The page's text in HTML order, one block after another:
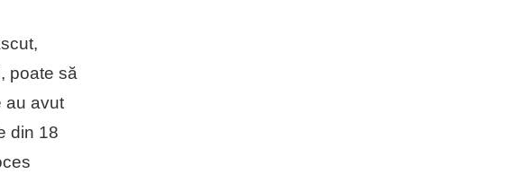
poate să
au avut
din 18